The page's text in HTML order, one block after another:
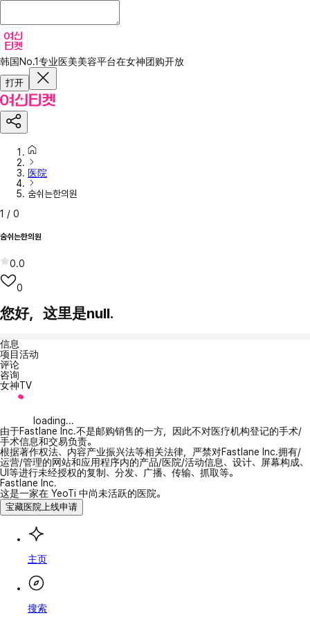
韩国No.1专业医美美容平台在女神团购开放
打开
医院
숨쉬는한의원
1 / 0
숨쉬는한의원
0.0
0
您好，这里是null.
信息
项目活动
评论
咨询
女神TV
loading...
由于Fastlane Inc.不是邮购销售的一方，因此不对医疗机构登记的手术/
手术信息和交易负责。
根据著作权法、内容产业振兴法等相关法律，严禁对Fastlane Inc.拥有/
运营/管理的网站和应用程序内的产品/医院/活动信息、设计、屏幕构成、
UI等进行未经授权的复制、分发、广播、传输、抓取等。
Fastlane Inc.
这是一家在 YeoTi 中尚未活跃的医院。
宝藏医院上线申请
主页
搜索